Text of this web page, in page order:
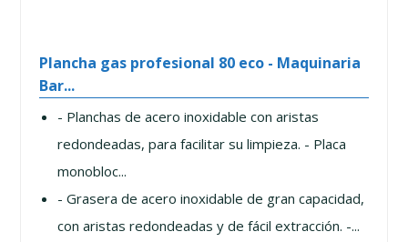
Plancha gas profesional 80 eco - Maquinaria
Bar...
- Planchas de acero inoxidable con aristas
redondeadas, para facilitar su limpieza. - Placa
monobloc...
- Grasera de acero inoxidable de gran capacidad,
con aristas redondeadas y de fácil extracción. -...